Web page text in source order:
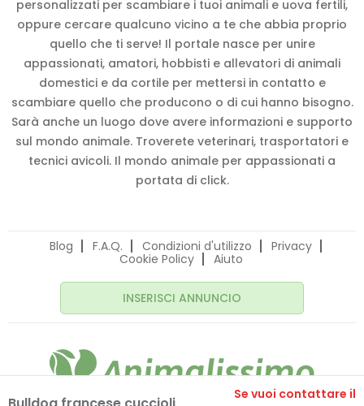
Se vuoi contattare il
personalizzati per scambiare i tuoi animali e uova fertili,
oppure cercare qualcuno vicino a te che abbia proprio
quello che ti serve! Il portale nasce per unire
appassionati, amatori, hobbisti e allevatori di animali
domestici e da cortile per mettersi in contatto e
scambiare quello che producono o di cui hanno bisogno.
Sarà anche un luogo dove avere informazioni e supporto
sul mondo animale. Troverete veterinari, trasportatori e
tecnici avicoli. Il mondo animale per appassionati a
portata di click.
Blog F.A.Q. Condizioni d'utilizzo
Privacy
Cookie Policy
Aiuto
INSERISCI ANNUNCIO